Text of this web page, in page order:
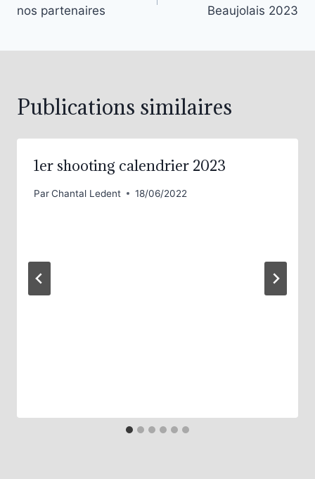
nos partenaires
Beaujolais 2023
Publications similaires
1er shooting calendrier 2023
ParChantal Ledent 18/06/2022